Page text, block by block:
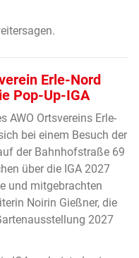
Erle-Nord
Pop-Up-IGA
AWO Ortsvereins Erle-
bei einem Besuch der
der Bahnhofstraße 69
über die IGA 2027
und mitgebrachten
Noirin Gießner, die
2027